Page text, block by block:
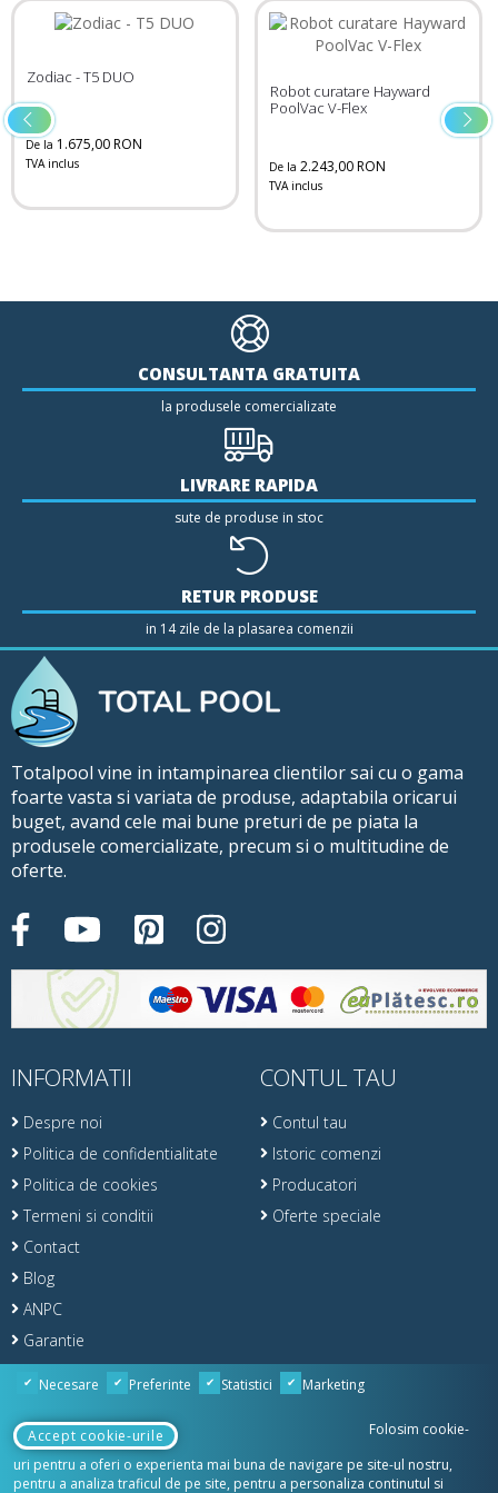
Necesare Preferinte Statistici Marketing
Accept cookie-urile
Folosim cookie-
uri pentru a oferi o experienta mai buna de navigare pe site-ul nostru,
pentru a analiza traficul de pe site, pentru a personaliza continutul si
Zodiac - T5 DUO
De la 1.675,00 RON
TVA inclus
Robot curatare Hayward
PoolVac V-Flex
De la 2.243,00 RON
TVA inclus
CONSULTANTA GRATUITA
la produsele comercializate
LIVRARE RAPIDA
sute de produse in stoc
RETUR PRODUSE
in 14 zile de la plasarea comenzii
Totalpool vine in intampinarea clientilor sai cu o gama
foarte vasta si variata de produse, adaptabila oricarui
buget, avand cele mai bune preturi de pe piata la
produsele comercializate, precum si o multitudine de
oferte.
INFORMATII
Despre noi
Politica de confidentialitate
Politica de cookies
Termeni si conditii
Contact
Blog
ANPC
Garantie
Retur
CONTUL TAU
Contul tau
Istoric comenzi
Producatori
Oferte speciale
© Copyright 2020 TotalPool & SPA